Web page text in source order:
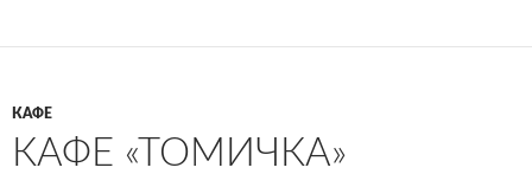
КАФЕ
КАФЕ «ТОМИЧКА»